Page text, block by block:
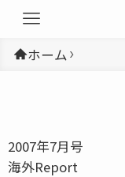
ホーム
2007年7月号
海外Report